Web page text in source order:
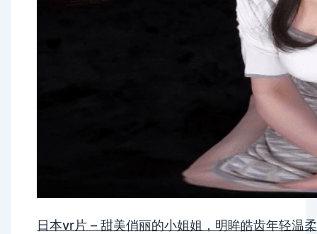
日本vr片 – 甜美俏丽的小姐姐，明眸皓齿年轻温